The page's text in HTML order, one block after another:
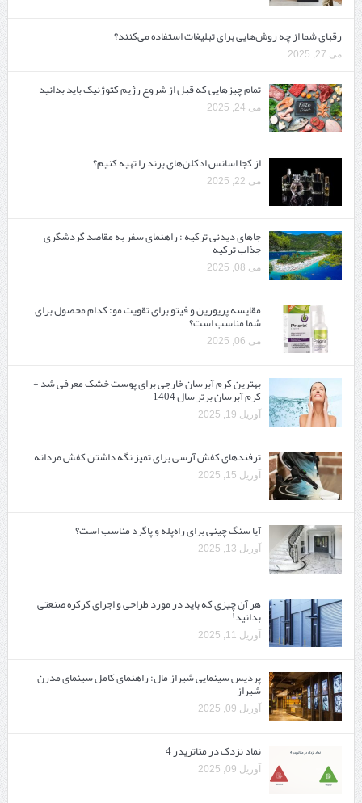
رقبای شما از چه روش‌هایی برای تبلیغات استفاده می‌کنند؟
می 27, 2025
تمام چیزهایی که قبل از شروع رژیم کتوژنیک باید بدانید‎
می 24, 2025
از کجا اسانس ادکلن‌های برند را تهیه کنیم؟
می 22, 2025
جاهای دیدنی ترکیه : راهنمای سفر به مقاصد گردشگری
جذاب ترکیه
می 08, 2025
مقایسه پریورین و فیتو برای تقویت مو: کدام محصول برای
شما مناسب است؟
می 06, 2025
بهترین کرم آبرسان خارجی برای پوست خشک معرفی شد +
کرم آبرسان برتر سال 1404
آوریل 19, 2025
ترفندهای کفش آرسی برای تمیز نگه داشتن کفش مردانه
آوریل 15, 2025
آیا سنگ چینی برای راه‌پله و پاگرد مناسب است؟
آوریل 13, 2025
هر آن چیزی که باید در مورد طراحی و اجرای کرکره صنعتی
بدانید!
آوریل 11, 2025
پردیس سینمایی شیراز مال: راهنمای کامل سینمای مدرن
شیراز
آوریل 09, 2025
نماد نزدک در متاتریدر 4
آوریل 09, 2025